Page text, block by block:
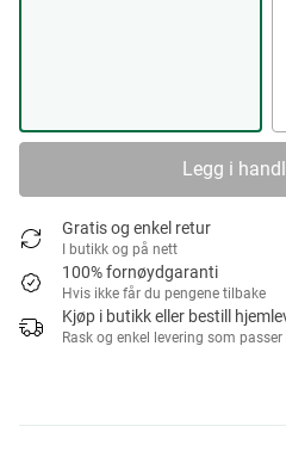
Legg i
Gratis og enkel retur
I butikk og på nett
100% fornøydgaranti
Hvis ikke får du pengene tilbake
Kjøp i butikk eller bestill
Rask og enkel levering som passer